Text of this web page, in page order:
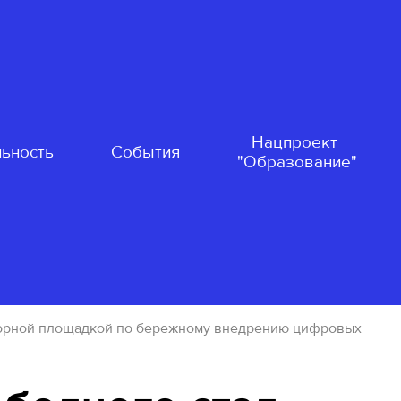
События
Нацпроект
"Образование"
площадкой по бережному внедрению цифровых